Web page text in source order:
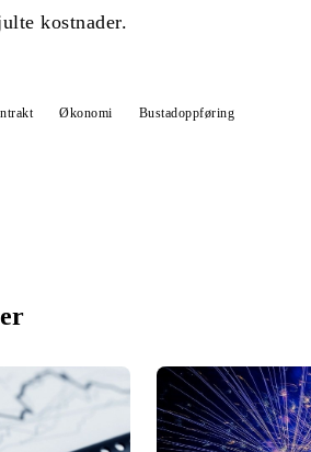
kostnader.
Økonomi Bustadoppføring